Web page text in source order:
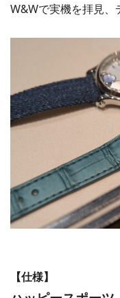
W&Wで実機を拝見、
【仕様】